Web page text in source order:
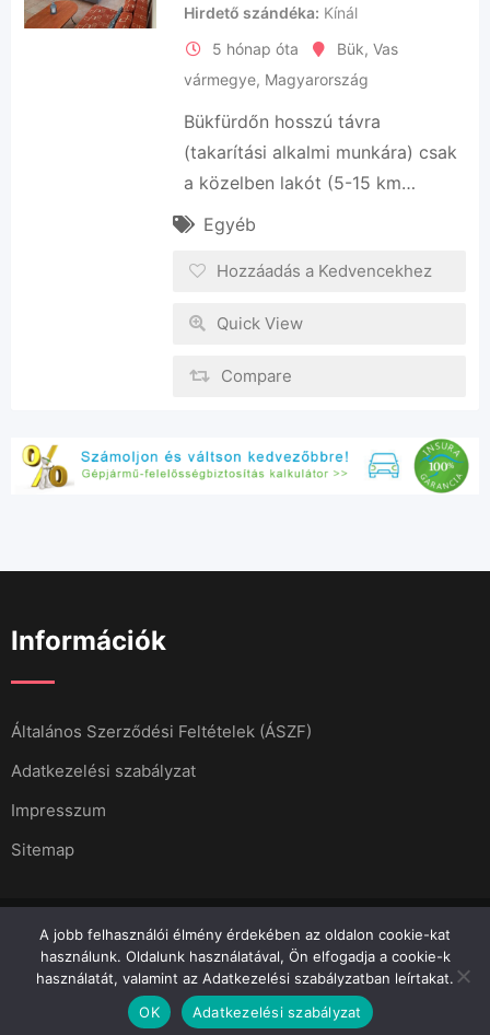
Hirdető szándéka Kínál
5 hónap óta
Bük, Vas
vármegye, Magyarország
Bükfürdőn hosszú távra
(takarítási alkalmi munkára) csak
a közelben lakót (5-15 km…
Egyéb
Hozzáadás a Kedvencekhez
Quick View
Compare
Információk
Általános Szerződési Feltételek (ÁSZF)
Adatkezelési szabályzat
Impresszum
Sitemap
Minden jog fenntartva 2023.Menő Apró
A jobb felhasználói élmény érdekében az oldalon cookie-kat
használunk. Oldalunk használatával, Ön elfogadja a cookie-k
használatát, valamint az Adatkezelési szabályzatban leírtakat.
OK
Adatkezelési szabályzat